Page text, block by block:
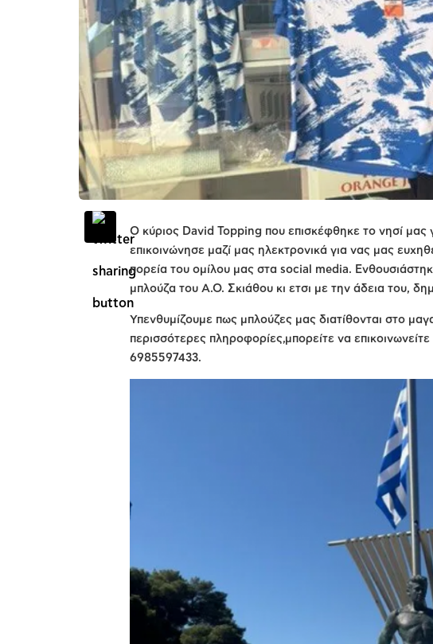
Ο κύριος David Topping που επισκέφθηκε το νησί μας
επικοινώνησε μαζί μας ηλεκτρονικά για νας μας
πορεία του ομίλου μας στα social media.
μπλούζα του Α.Ο. Σκιάθου κι ετσι με την άδεια του,
Υπενθυμίζουμε πως μπλούζες μας διατίθονται στο
περισσότερες πληροφορίες,μπορείτε να
6985597433.